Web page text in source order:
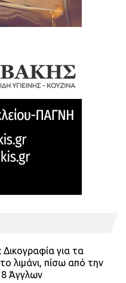
Δικογραφία για τα
λιμάνι, πίσω από την
Άγγλων